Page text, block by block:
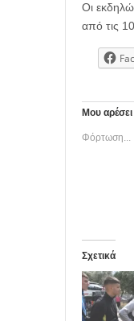
Οι
από τις
Μου
Φόρτωση...
Σχετικά